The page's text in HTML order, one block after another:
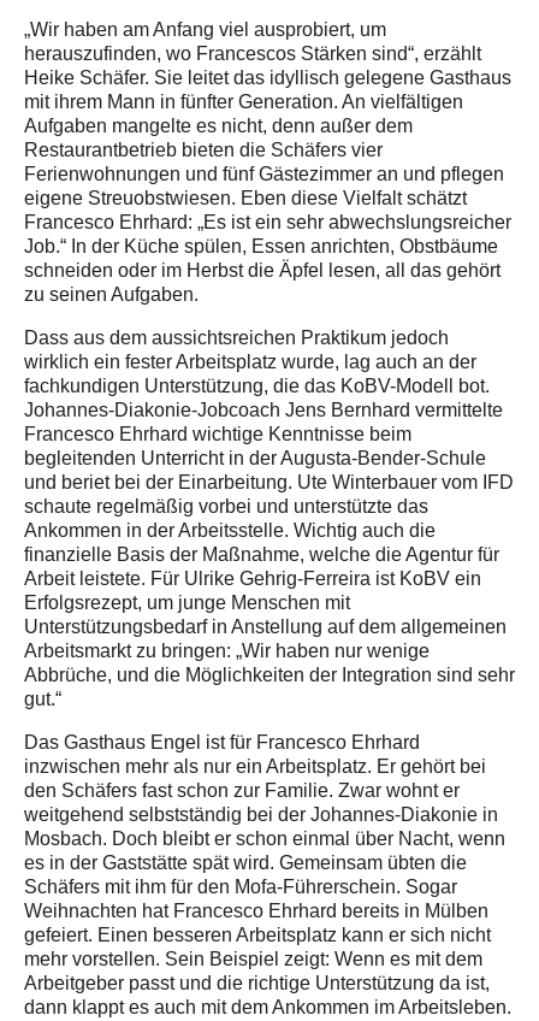
„Wir haben am Anfang viel ausprobiert, um
herauszufinden, wo Francescos Stärken sind“, erzählt
Heike Schäfer. Sie leitet das idyllisch gelegene Gasthaus
mit ihrem Mann in fünfter Generation. An vielfältigen
Aufgaben mangelte es nicht, denn außer dem
Restaurantbetrieb bieten die Schäfers vier
Ferienwohnungen und fünf Gästezimmer an und pflegen
eigene Streuobstwiesen. Eben diese Vielfalt schätzt
Francesco Ehrhard: „Es ist ein sehr abwechslungsreicher
Job.“ In der Küche spülen, Essen anrichten, Obstbäume
schneiden oder im Herbst die Äpfel lesen, all das gehört
zu seinen Aufgaben.
Dass aus dem aussichtsreichen Praktikum jedoch
wirklich ein fester Arbeitsplatz wurde, lag auch an der
fachkundigen Unterstützung, die das KoBV-Modell bot.
Johannes-Diakonie-Jobcoach Jens Bernhard vermittelte
Francesco Ehrhard wichtige Kenntnisse beim
begleitenden Unterricht in der Augusta-Bender-Schule
und beriet bei der Einarbeitung. Ute Winterbauer vom IFD
schaute regelmäßig vorbei und unterstützte das
Ankommen in der Arbeitsstelle. Wichtig auch die
finanzielle Basis der Maßnahme, welche die Agentur für
Arbeit leistete. Für Ulrike Gehrig-Ferreira ist KoBV ein
Erfolgsrezept, um junge Menschen mit
Unterstützungsbedarf in Anstellung auf dem allgemeinen
Arbeitsmarkt zu bringen: „Wir haben nur wenige
Abbrüche, und die Möglichkeiten der Integration sind sehr
gut.“
Das Gasthaus Engel ist für Francesco Ehrhard
inzwischen mehr als nur ein Arbeitsplatz. Er gehört bei
den Schäfers fast schon zur Familie. Zwar wohnt er
weitgehend selbstständig bei der Johannes-Diakonie in
Mosbach. Doch bleibt er schon einmal über Nacht, wenn
es in der Gaststätte spät wird. Gemeinsam übten die
Schäfers mit ihm für den Mofa-Führerschein. Sogar
Weihnachten hat Francesco Ehrhard bereits in Mülben
gefeiert. Einen besseren Arbeitsplatz kann er sich nicht
mehr vorstellen. Sein Beispiel zeigt: Wenn es mit dem
Arbeitgeber passt und die richtige Unterstützung da ist,
dann klappt es auch mit dem Ankommen im Arbeitsleben.